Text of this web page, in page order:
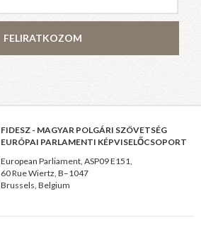
FELIRATKOZOM
FIDESZ - MAGYAR POLGÁRI SZÖVETSÉG
EURÓPAI PARLAMENTI KÉPVISELŐCSOPORT
European Parliament, ASP09 E151,
60 Rue Wiertz, B–1047
Brussels, Belgium